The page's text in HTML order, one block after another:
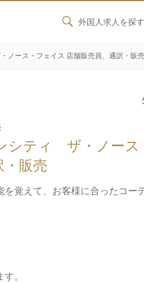
外国人求人を探す
ノース・フェイス 店舗販売員、通訳・販売
シティ ザ・ノース
・販売
覚えて、お客様に合ったコー
。